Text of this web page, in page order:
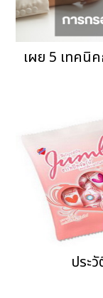
เผย 5 เทคนิ
ประ